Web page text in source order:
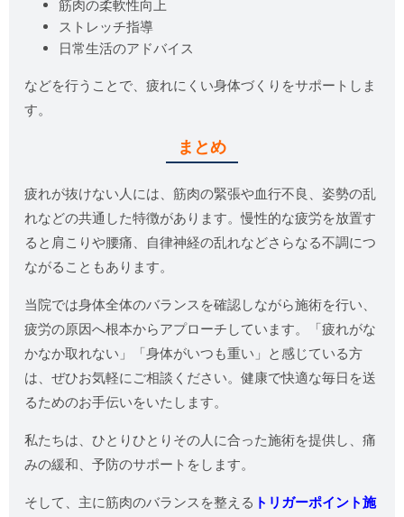
筋肉の柔軟性向上
ストレッチ指導
日常生活のアドバイス
などを行うことで、疲れにくい身体づくりをサポートしま
す。
まとめ
疲れが抜けない人には、筋肉の緊張や血行不良、姿勢の乱
れなどの共通した特徴があります。慢性的な疲労を放置す
ると肩こりや腰痛、自律神経の乱れなどさらなる不調につ
ながることもあります。
当院では身体全体のバランスを確認しながら施術を行い、
疲労の原因へ根本からアプローチしています。「疲れがな
かなか取れない」「身体がいつも重い」と感じている方
は、ぜひお気軽にご相談ください。健康で快適な毎日を送
るためのお手伝いをいたします。
私たちは、ひとりひとりその人に合った施術を提供し、痛
みの緩和、予防のサポートをします。
そして、主に筋肉のバランスを整える トリガーポイント施